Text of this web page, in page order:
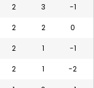
2 3 -1
2 2 0
2 1 -1
2 1 -2